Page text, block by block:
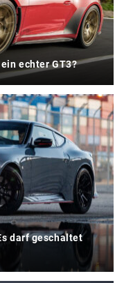
echter GT3?
darf geschaltet